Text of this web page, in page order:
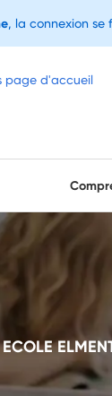
ECOLE
, la connexion